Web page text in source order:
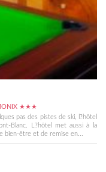
★★★
pas des pistes de ski, l?hôtel
Blanc. L?hôtel met aussi à la
bien-être et de remise en...